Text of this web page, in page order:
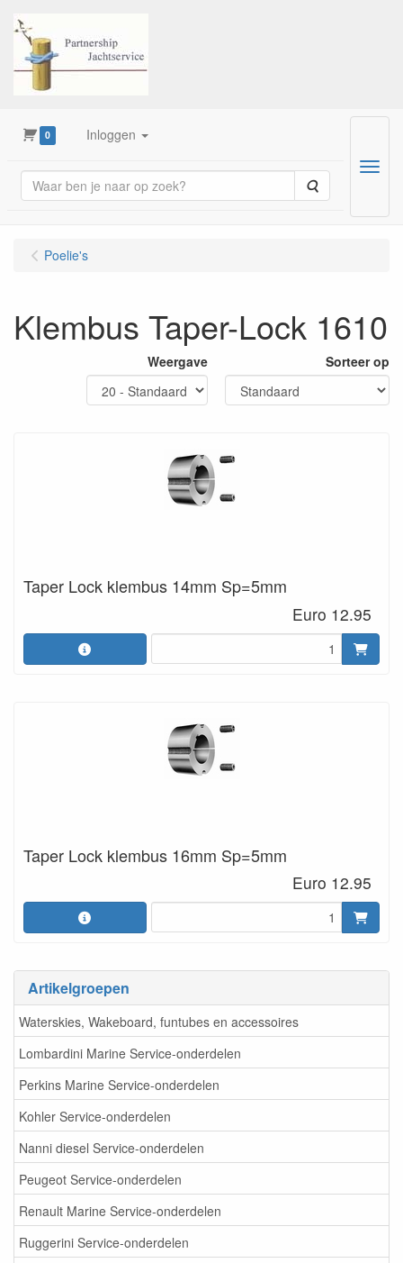
0 Inloggen
Zoeken
Menu
Artikelgroepen
Waterskies, Wakeboard, funtubes en accessoires
Lombardini Marine Service-onderdelen
Perkins Marine Service-onderdelen
Kohler Service-onderdelen
Nanni diesel Service-onderdelen
Peugeot Service-onderdelen
Renault Marine Service-onderdelen
Ruggerini Service-onderdelen
Poelie's
Klembus Taper-Lock 1610
Weergave Sorteer op
Taper Lock klembus 14mm Sp=5mm
Euro 12.95
Taper Lock klembus 16mm Sp=5mm
Euro 12.95